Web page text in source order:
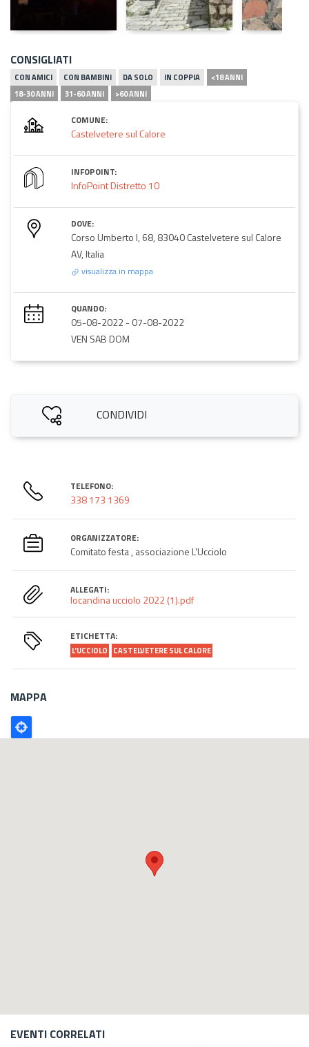
CONSIGLIATI
CON AMICI CON BAMBINI DA SOLO IN COPPIA
<18 ANNI
18-30 ANNI
31-60 ANNI >60 ANNI
COMUNE:
Castelvetere sul Calore
INFOPOINT:
InfoPoint Distretto 10
DOVE:
Corso Umberto I, 68, 83040 Castelvetere sul Calore
AV, Italia
visualizza in mappa
QUANDO:
05-08-2022-07-08-2022
VEN SAB DOM
CONDIVIDI
TELEFONO:
338 173 1369
ORGANIZZATORE:
Comitato festa , associazione L'Ucciolo
ALLEGATI:
locandina ucciolo 2022 (1).pdf
ETICHETTA:
L'UCCIOLO CASTELVETERE SUL CALORE
MAPPA
Poligono
GEO
EVENTI CORRELATI